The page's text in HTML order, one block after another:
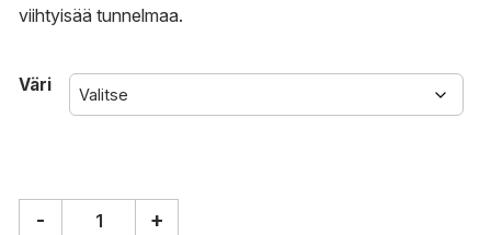
viihtyisää tunnelmaa.
Väri
- +